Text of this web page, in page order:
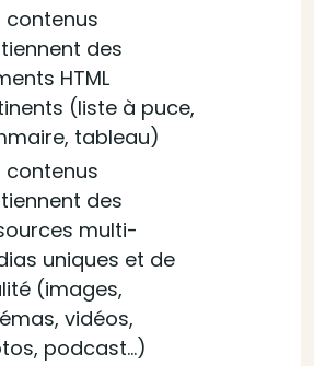
contenus
des
HTML
(liste à puce,
tableau)
contenus
des
multi-
uniques et de
(images,
vidéos,
podcast…)